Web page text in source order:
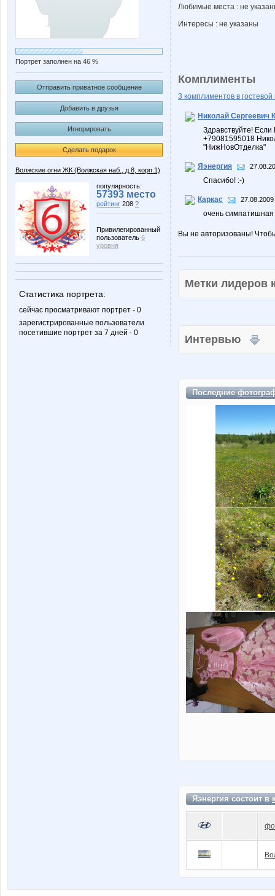
Портрет заполнен на 46 %
Отправить приватное сообщение
Добавить в друзья
Игнорировать
Сделать подарок
Волжские огни ЖК (Волжская наб., д.8, корп.1)
популярность:
57393 место
рейтинг 208 ?
Привилегированный
пользователь 6
уровня
Статистика портрета:
сейчас просматривают портрет - 0
зарегистрированные пользователи
посетившие портрет за 7 дней - 0
Любимые места : не
Интересы : не указаны
Комплименты
3 комплиментов в гостевой
Николай Сергеевич
Здравствуйте!
+79081595018
"НижНовОтделка"
Яэнергия
Спасибо! :-)
Каркас 27.08.2009
очень
Вы не авторизованы!
Метки
Интервью
Последние
Яэнергия состоит в